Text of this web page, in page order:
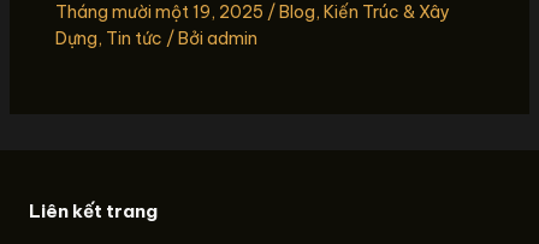
Tháng mười một 19, 2025 / Blog, Kiến Trúc & Xây
Dựng, Tin tức / Bởi admin
Liên kết trang